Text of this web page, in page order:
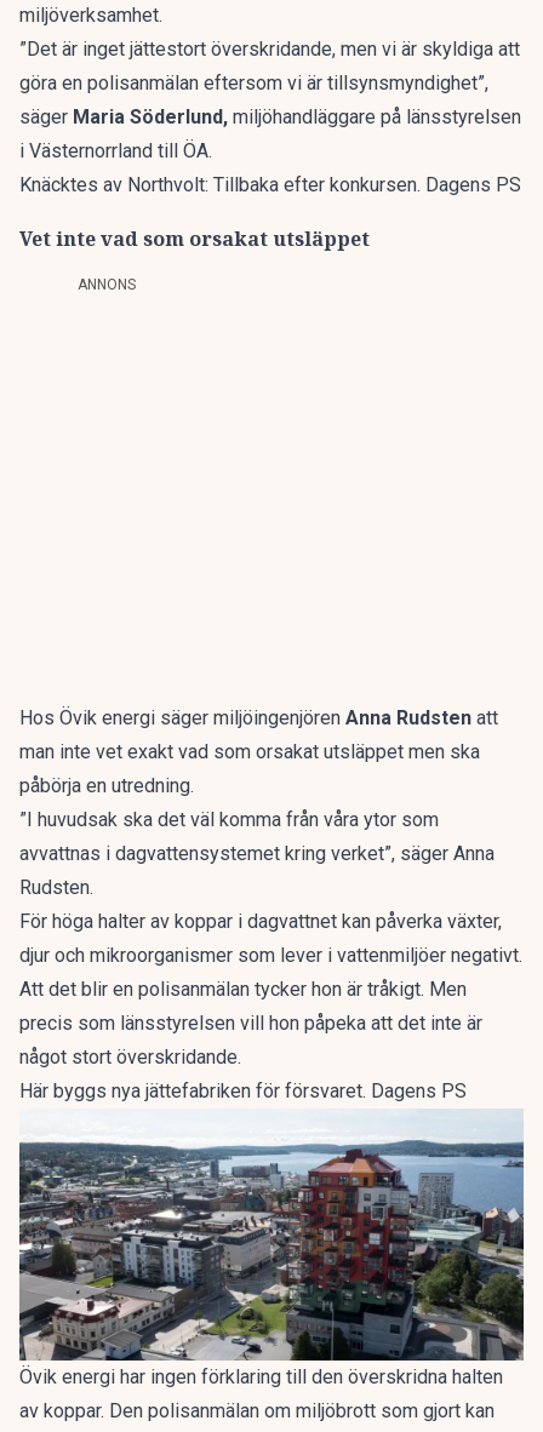
miljöverksamhet.
”Det är inget jättestort överskridande, men vi är skyldiga att
göra en polisanmälan eftersom vi är tillsynsmyndighet”,
säger Maria Söderlund, miljöhandläggare på länsstyrelsen
i Västernorrland till ÖA.
Knäcktes av Northvolt: Tillbaka efter konkursen. Dagens PS
Vet inte vad som orsakat utsläppet
ANNONS
Hos Övik energi säger miljöingenjören Anna Rudsten att
man inte vet exakt vad som orsakat utsläppet men ska
påbörja en utredning.
”I huvudsak ska det väl komma från våra ytor som
avvattnas i dagvattensystemet kring verket”, säger Anna
Rudsten.
För höga halter av koppar i dagvattnet kan påverka växter,
djur och mikroorganismer som lever i vattenmiljöer negativt.
Att det blir en polisanmälan tycker hon är tråkigt. Men
precis som länsstyrelsen vill hon påpeka att det inte är
något stort överskridande.
Här byggs nya jättefabriken för försvaret. Dagens PS
Övik energi har ingen förklaring till den överskridna halten
av koppar. Den polisanmälan om miljöbrott som gjort kan